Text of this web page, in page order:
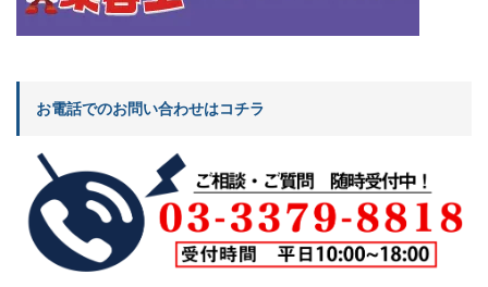
お電話でのお問い合わせはコチラ